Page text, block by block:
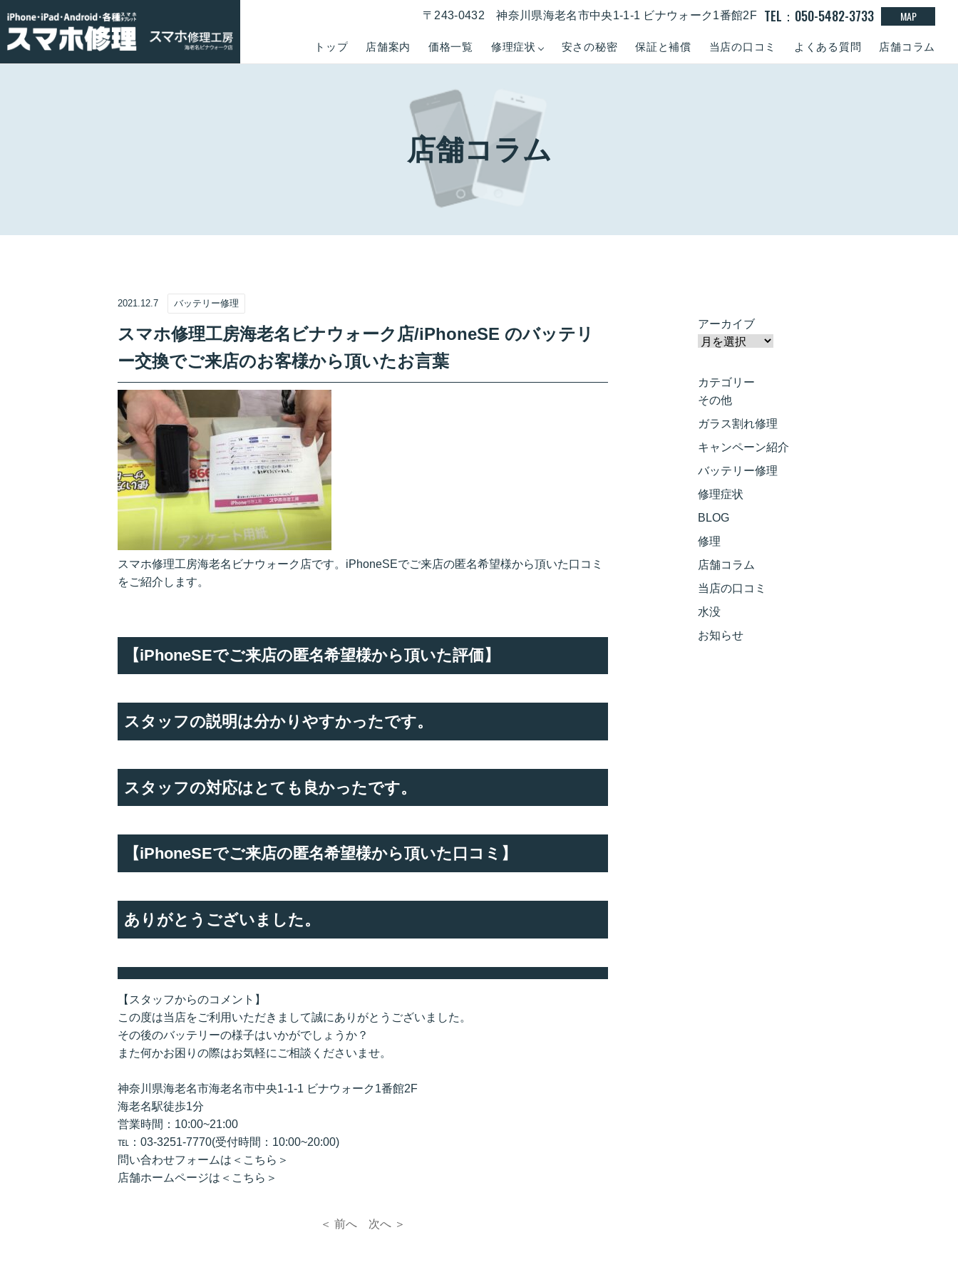
トップ 店舗案内 価格一覧 修理症状 安さの秘密 保証と補償 当店の口コミ よくある質問 店舗コラム
〒243-0432 神奈川県海老名市中央1-1-1 ビナウォーク1番館2F TEL：050-5482-3733 MAP
店舗コラム
2021.12.7 バッテリー修理
スマホ修理工房海老名ビナウォーク店/iPhoneSE のバッテリ
ー交換でご来店のお客様から頂いたお言葉
スマホ修理工房海老名ビナウォーク店です。iPhoneSEでご来店の匿名希望様から頂いた口コミ
をご紹介します。
【iPhoneSEでご来店の匿名希望様から頂いた評価】
スタッフの説明は分かりやすかったです。
スタッフの対応はとても良かったです。
【iPhoneSEでご来店の匿名希望様から頂いた口コミ】
ありがとうございました。
【スタッフからのコメント】
この度は当店をご利用いただきまして誠にありがとうございました。
その後のバッテリーの様子はいかがでしょうか？
また何かお困りの際はお気軽にご相談くださいませ。
神奈川県海老名市海老名市中央1-1-1 ビナウォーク1番館2F
海老名駅徒歩1分
営業時間：10:00~21:00
℡：03-3251-7770(受付時間：10:00~20:00)
問い合わせフォームは＜こちら＞
店舗ホームページは＜こちら＞
＜ 前へ 次へ ＞
アーカイブ
カテゴリー
その他
ガラス割れ修理
キャンペーン紹介
バッテリー修理
修理症状
BLOG
修理
店舗コラム
当店の口コミ
水没
お知らせ